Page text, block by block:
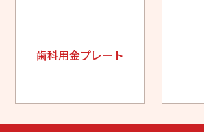
歯科用金プレート